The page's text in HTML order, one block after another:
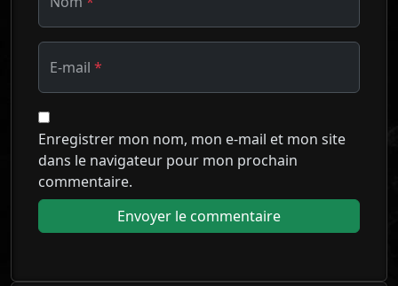
E-mail *
Enregistrer mon nom, mon e-mail et mon site
dans le navigateur pour mon prochain
commentaire.